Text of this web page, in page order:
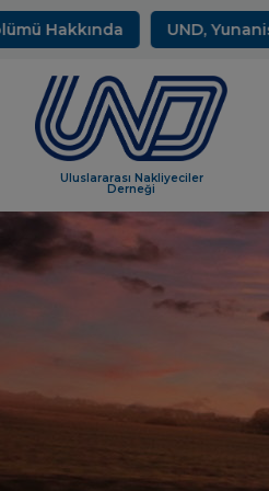
UND, Yunanistan
Uluslararası Nakliyeciler
Derneği